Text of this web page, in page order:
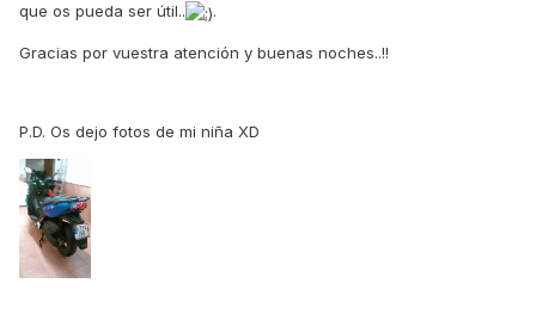
que os pueda ser útil..
.
Gracias por vuestra atención y buenas noches..!!
P.D. Os dejo fotos de mi niña XD